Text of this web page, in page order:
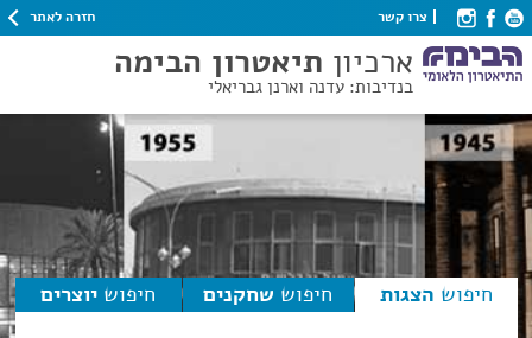
צרו קשר חזרה לאתר
ארכיון תיאטרון הבימה
בנדיבות: עדנה וארנן גבריאלי
חיפוש הצגות חיפוש שחקנים חיפוש יוצרים